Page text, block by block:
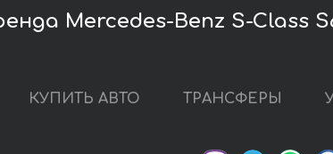
Mercedes-Benz S-Class
КУПИТЬ АВТО ТРАНСФЕРЫ